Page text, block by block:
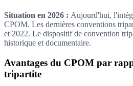
Situation en 2026 : Aujourd'hui,
CPOM. Les dernières conventions
et 2022. Le dispositif de convention
historique et documentaire.
Avantages du CPOM par
tripartite